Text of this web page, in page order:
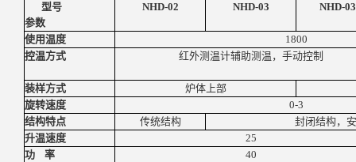
型号
参数
NHD-02 NHD-03 NHD-
使用温度
1800
控温方式
红外测温计辅助测温，手动控制
装样方式
炉体上部
旋转速度
0-3
结构特点
传统结构
封闭结构，
升温速度
25
功
率 40